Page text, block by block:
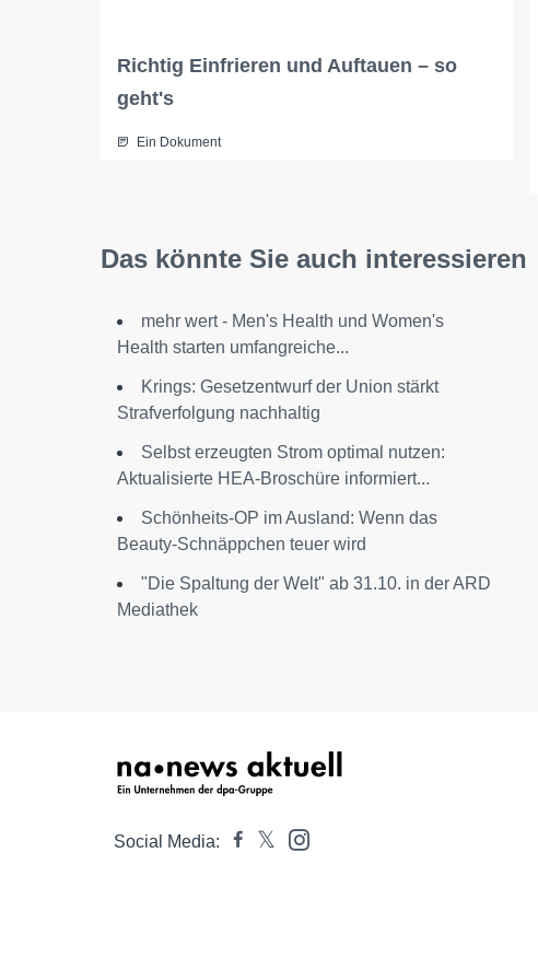
Richtig Einfrieren und Auftauen – so
geht's
Ein Dokument
Das könnte Sie auch interessieren
mehr wert - Men's Health und Women's
Health starten umfangreiche...
Krings: Gesetzentwurf der Union stärkt
Strafverfolgung nachhaltig
Selbst erzeugten Strom optimal nutzen:
Aktualisierte HEA-Broschüre informiert...
Schönheits-OP im Ausland: Wenn das
Beauty-Schnäppchen teuer wird
"Die Spaltung der Welt" ab 31.10. in der ARD
Mediathek
Social Media: